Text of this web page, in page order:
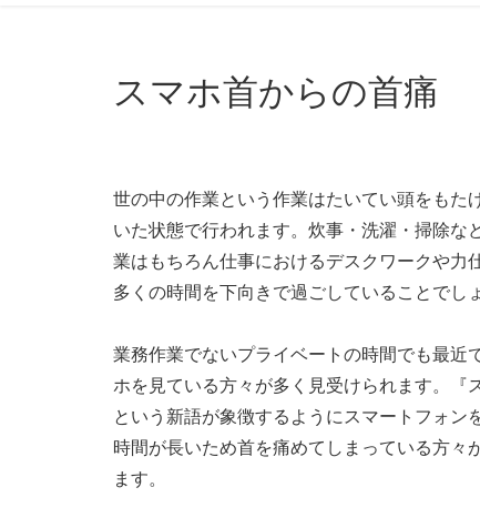
スマホ首からの首痛
世の中の作業という作業はたいてい頭をもた
いた状態で行われます。炊事・洗濯・掃除な
業はもちろん仕事におけるデスクワークや力
多くの時間を下向きで過ごしていることでし
業務作業でないプライベートの時間でも最近
ホを見ている方々が多く見受けられます。『
という新語が象徴するようにスマートフォン
時間が長いため首を痛めてしまっている方々
ます。